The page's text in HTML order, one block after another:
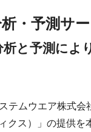
・予測サ
と予測によ
テムウエア株式
ス）」の提供を